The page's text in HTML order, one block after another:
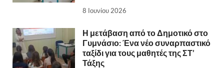
8 Ιουνίου 2026
Η μετάβαση από το Δημοτικό στο
Γυμνάσιο: Ένα νέο συναρπαστικό
ταξίδι για τους μαθητές της ΣΤ’
Τάξης